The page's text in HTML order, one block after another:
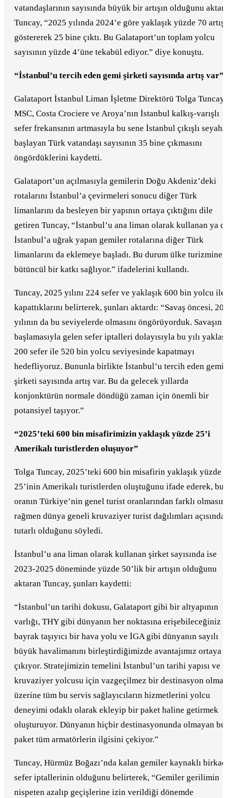
vatandaşlarının sayısında büyük bir artışın olduğunu
Tuncay, “2025 yılında 2024’e göre yaklaşık yüzde 70 artış
göstererek 25 bine çıktı. Bu Galataport’un toplam yolcu
sayısının yüzde 4’üne tekabül ediyor.” diye konuştu.
“İstanbul’u tercih eden gemi şirketi sayısında artış var”
Galataport İstanbul Liman İşletme Direktörü Tolga Tuncay,
MSC, Costa Crociere ve Aroya’nın İstanbul kalkış-varışlı
sefer frekansının artmasıyla bu sene İstanbul çıkışlı
başlayan Türk vatandaşı sayısının 35 bine çıkmasını
öngördüklerini kaydetti.
Galataport’un açılmasıyla gemilerin Doğu Akdeniz’deki
rotalarını İstanbul’a çevirmeleri sonucu diğer Türk
limanlarını da besleyen bir yapının ortaya çıktığını dile
getiren Tuncay, “İstanbul’u ana liman olarak kullanan ya
İstanbul’a uğrak yapan gemiler rotalarına diğer Türk
limanlarını da eklemeye başladı. Bu durum ülke turizmine
bütüncül bir katkı sağlıyor.” ifadelerini kullandı.
Tuncay, 2025 yılını 224 sefer ve yaklaşık 600 bin yolcu ile
kapattıklarını belirterek, şunları aktardı: “Savaş öncesi,
yılının da bu seviyelerde olmasını öngörüyorduk. Savaşın
başlamasıyla gelen sefer iptalleri dolayısıyla bu yılı
200 sefer ile 520 bin yolcu seviyesinde kapatmayı
hedefliyoruz. Bununla birlikte İstanbul’u tercih eden gemi
şirketi sayısında artış var. Bu da gelecek yıllarda
konjonktürün normale döndüğü zaman için önemli bir
potansiyel taşıyor.”
“2025’teki 600 bin misafirimizin yaklaşık yüzde 25’i
Amerikalı turistlerden oluşuyor”
Tolga Tuncay, 2025’teki 600 bin misafirin yaklaşık yüzde
25’inin Amerikalı turistlerden oluştuğunu ifade ederek, bu
oranın Türkiye’nin genel turist oranlarından farklı
rağmen dünya geneli kruvaziyer turist dağılımları
tutarlı olduğunu söyledi.
İstanbul’u ana liman olarak kullanan şirket sayısında ise
2023-2025 döneminde yüzde 50’lik bir artışın olduğunu
aktaran Tuncay, şunları kaydetti:
“İstanbul’un tarihi dokusu, Galataport gibi bir altyapının
varlığı, THY gibi dünyanın her noktasına erişebileceğiniz
bayrak taşıyıcı bir hava yolu ve İGA gibi dünyanın sayılı
büyük havalimanını birleştirdiğimizde avantajımız ortaya
çıkıyor. Stratejimizin temelini İstanbul’un tarihi yapısı ve
kruvaziyer yolcusu için vazgeçilmez bir destinasyon
üzerine tüm bu servis sağlayıcıların hizmetlerini yolcu
deneyimi odaklı olarak ekleyip bir paket haline getirmek
oluşturuyor. Dünyanın hiçbir destinasyonunda olmayan bu
paket tüm armatörlerin ilgisini çekiyor.”
Tuncay, Hürmüz Boğazı’nda kalan gemiler kaynaklı birkaç
sefer iptallerinin olduğunu belirterek, “Gemiler gerilimin
nispeten azalıp geçişlerine izin verildiği dönemde